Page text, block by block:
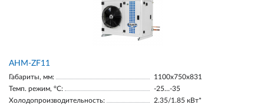
AНM-ZF11
Габариты, мм:
1100х750х831
Темп. режим, °С:
-25…-35
Холодопроизводительность:
2.35/1.85 кВт*